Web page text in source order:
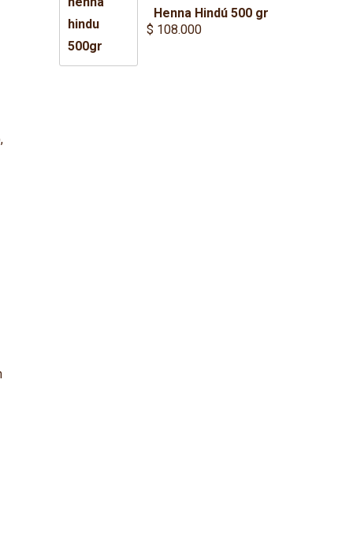
Henna Hindú 500 gr
$ 108.000